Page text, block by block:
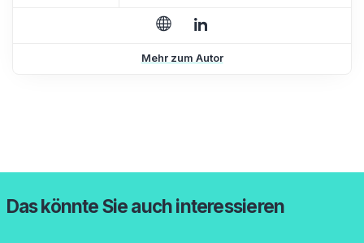
Mehr zum Autor
Das könnte Sie auch interessieren